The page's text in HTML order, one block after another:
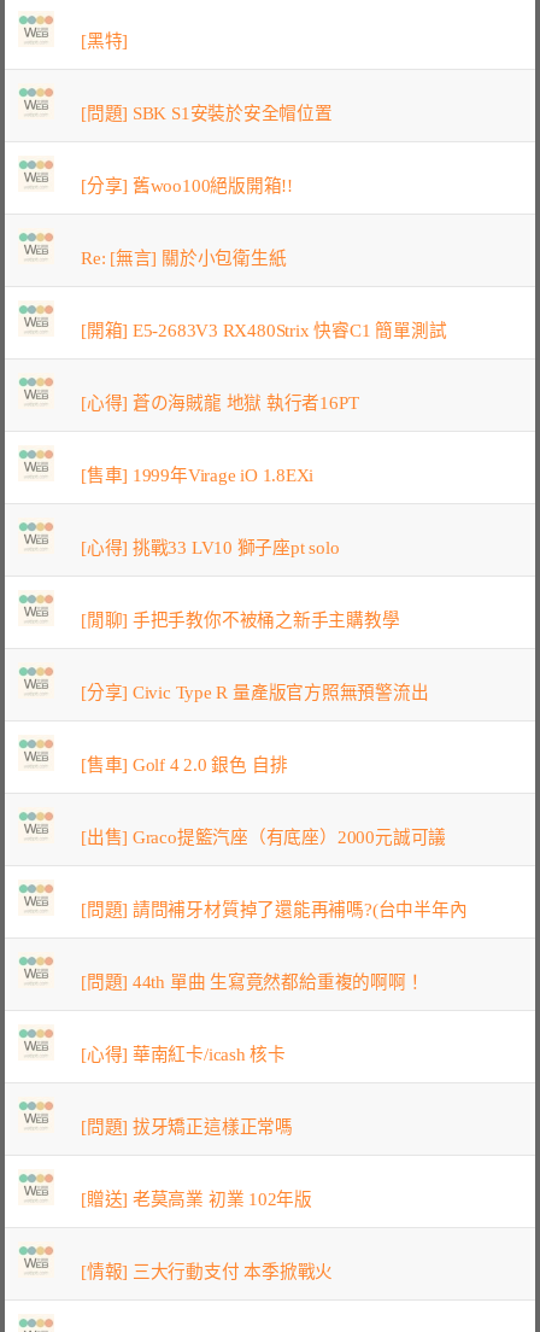
[黑特]
[問題] SBK S1安裝於安全帽位置
[分享] 舊woo100絕版開箱!!
Re: [無言] 關於小包衛生紙
[開箱] E5-2683V3 RX480Strix 快睿C1 簡單測試
[心得] 蒼の海賊龍 地獄 執行者16PT
[售車] 1999年Virage iO 1.8EXi
[心得] 挑戰33 LV10 獅子座pt solo
[閒聊] 手把手教你不被桶之新手主購教學
[分享] Civic Type R 量產版官方照無預警流出
[售車] Golf 4 2.0 銀色 自排
[出售] Graco提籃汽座（有底座）2000元誠可議
[問題] 請問補牙材質掉了還能再補嗎?(台中半年內
[問題] 44th 單曲 生寫竟然都給重複的啊啊！
[心得] 華南紅卡/icash 核卡
[問題] 拔牙矯正這樣正常嗎
[贈送] 老莫高業 初業 102年版
[情報] 三大行動支付 本季掀戰火